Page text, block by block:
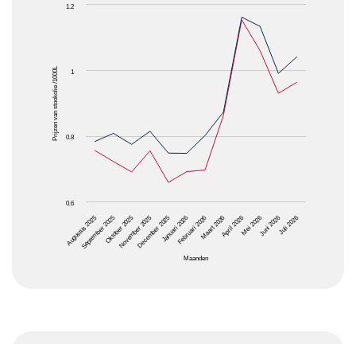
Line chart with 2 lines.
The chart has 1 X axis displaying Maanden.
The chart has 1 Y axis displaying Prijzen van
Maanden
Prijzen van stookolie /1000L
Augustus 2025
September 2025Oktober 2025
November 2025December 2025Januari 2026Februari 2026Maart 2026April 2026Mei 2026Juni 2026Juli 2026
0.6
0.8
1
1.2